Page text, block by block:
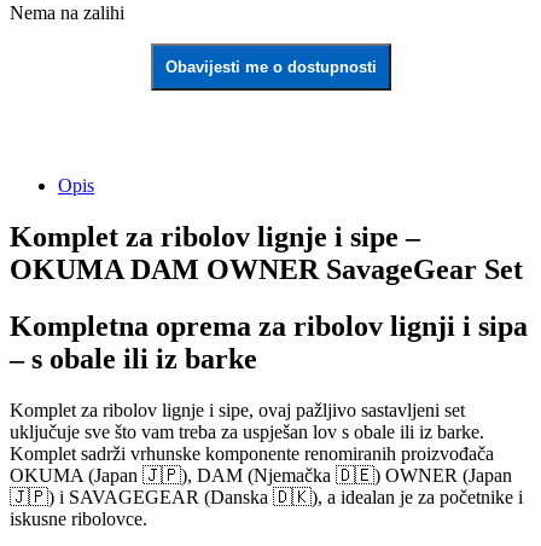
Nema na zalihi
Obavijesti me o dostupnosti
Opis
Komplet za ribolov lignje i sipe –
OKUMA DAM OWNER SavageGear Set
Kompletna oprema za ribolov lignji i sipa
– s obale ili iz barke
Komplet za ribolov lignje i sipe, ovaj pažljivo sastavljeni set
uključuje sve što vam treba za uspješan lov s obale ili iz barke.
Komplet sadrži vrhunske komponente renomiranih proizvođača
OKUMA (Japan 🇯🇵), DAM (Njemačka 🇩🇪) OWNER (Japan
🇯🇵) i SAVAGEGEAR (Danska 🇩🇰), a idealan je za početnike i
iskusne ribolovce.